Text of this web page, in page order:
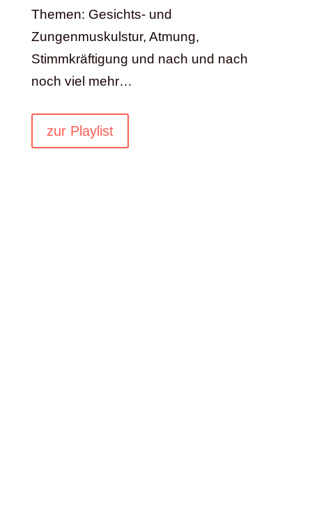
Themen: Gesichts- und
Zungenmuskulstur, Atmung,
Stimmkräftigung und nach und nach
noch viel mehr…
zur Playlist